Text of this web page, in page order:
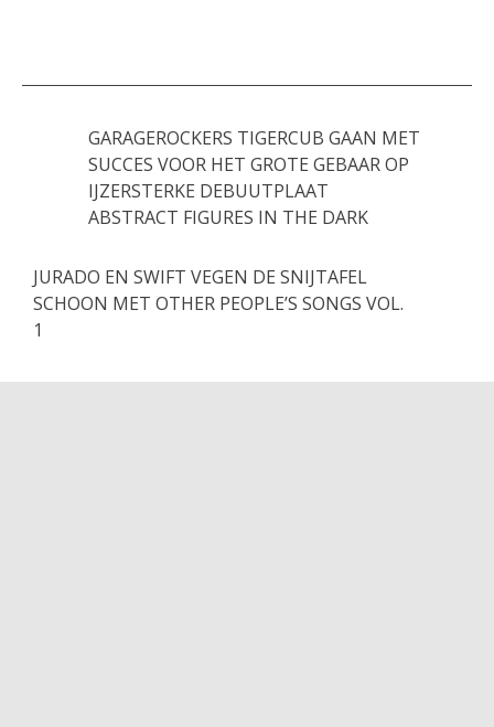
GARAGEROCKERS TIGERCUB GAAN MET
SUCCES VOOR HET GROTE GEBAAR OP
IJZERSTERKE DEBUUTPLAAT
ABSTRACT FIGURES IN THE DARK
JURADO EN SWIFT VEGEN DE SNIJTAFEL
SCHOON MET OTHER PEOPLE’S SONGS VOL.
1